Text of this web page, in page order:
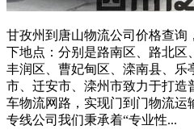
甘孜州到唐山物流公司价格查询
下地点：分别是路南区、路北区
丰润区、曹妃甸区、滦南县、乐
市、迁安市、滦州市致力于打造
车物流网路，实现门到门物流运
专线公司我们秉承着“专业性...